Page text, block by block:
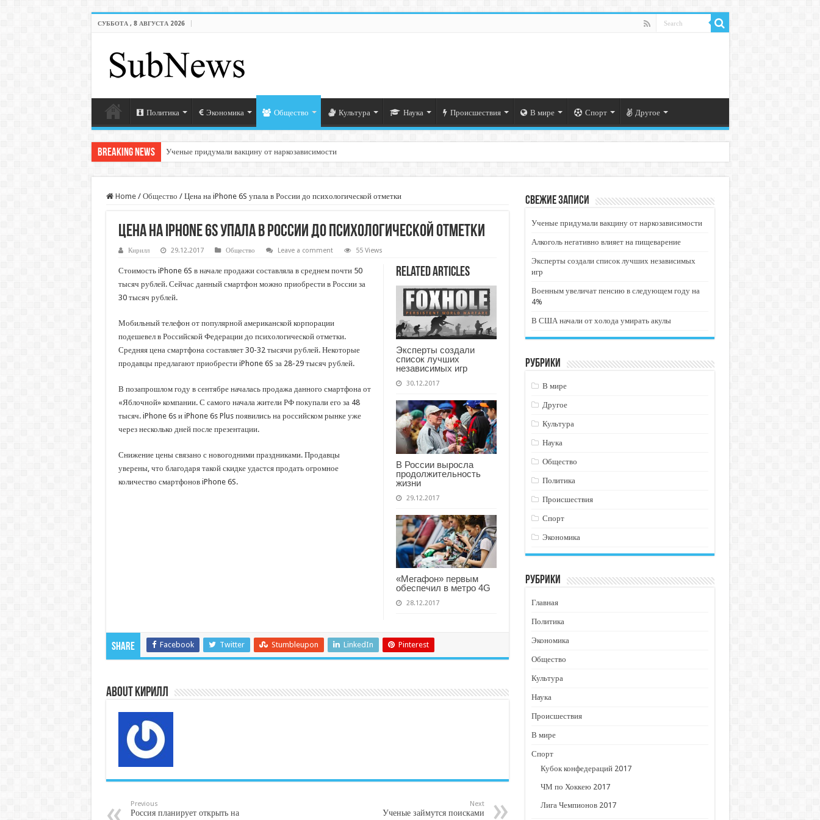
СУББОТА , 8 АВГУСТА 2026
Политика Экономика Общество Культура Наука Происшествия В мире Спорт Другое
Breaking News Ученые придумали вакцину от наркозависимости
Home / Общество / Цена на iPhone 6S упала в России до психологической отметки
Цена на iPhone 6S упала в России до психологической отметки
Кирилл 29.12.2017 Общество Leave a comment 55 Views
Related Articles
Эксперты создали
список лучших
независимых игр
30.12.2017
В России выросла
продолжительность
жизни
29.12.2017
«Мегафон» первым
обеспечил в метро 4G
28.12.2017
Стоимость iPhone 6S в начале продажи составляла в среднем почти 50
тысяч рублей. Сейчас данный смартфон можно приобрести в России за
30 тысяч рублей.
Мобильный телефон от популярной американской корпорации
подешевел в Российской Федерации до психологической отметки.
Средняя цена смартфона составляет 30-32 тысячи рублей. Некоторые
продавцы предлагают приобрести iPhone 6S за 28-29 тысяч рублей.
В позапрошлом году в сентябре началась продажа данного смартфона от
«Яблочной» компании. С самого начала жители РФ покупали его за 48
тысяч. iPhone 6s и iPhone 6s Plus появились на российском рынке уже
через несколько дней после презентации.
Снижение цены связано с новогодними праздниками. Продавцы
уверены, что благодаря такой скидке удастся продать огромное
количество смартфонов iPhone 6S.
Share Facebook Twitter Stumbleupon LinkedIn Pinterest
About Кирилл
Previous
Россия планирует открыть на
Next
Ученые займутся поисками
Свежие записи
Ученые придумали вакцину от наркозависимости
Алкоголь негативно влияет на пищеварение
Эксперты создали список лучших независимых
игр
Военным увеличат пенсию в следующем году на
4%
В США начали от холода умирать акулы
Рубрики
В мире
Другое
Культура
Наука
Общество
Политика
Происшествия
Спорт
Экономика
Рубрики
Главная
Политика
Экономика
Общество
Культура
Наука
Происшествия
В мире
Спорт
Кубок конфедераций 2017
ЧМ по Хоккею 2017
Лига Чемпионов 2017